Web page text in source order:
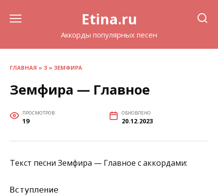
Etina.ru
Аккорды популярных песен
ГЛАВНАЯ » З » ЗЕМФИРА
Земфира — Главное
ПРОСМОТРОВ
19
ОБНОВЛЕНО
20.12.2023
Текст песни Земфира — Главное с аккордами:
Вступление